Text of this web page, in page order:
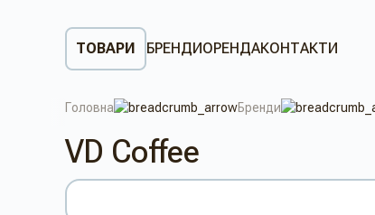
ТОВАРИ БРЕНДИОРЕНДАКОНТАКТИ
Головна Бренди
VD Coffee